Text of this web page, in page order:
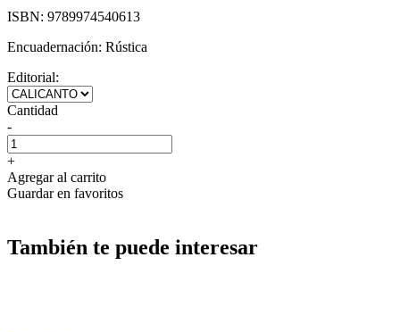
ISBN: 9789974540613
Encuadernación: Rústica
Editorial:
Cantidad
-
+
Agregar al carrito
Guardar en favoritos
También te puede interesar